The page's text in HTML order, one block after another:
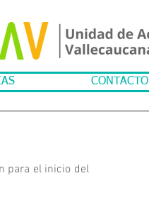
CONTACTO
para el inicio del